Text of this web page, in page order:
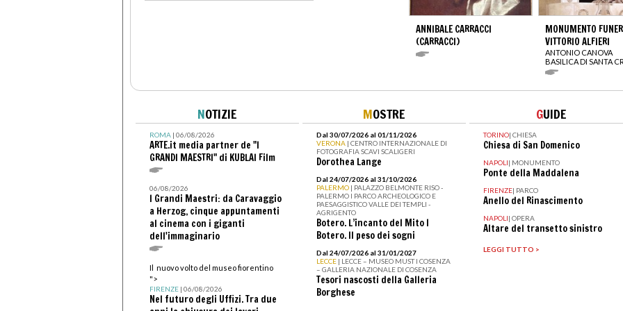
ANNIBALE CARRACCI
(CARRACCI)
MONUMENTO
VITTORIO ALFIERI
ANTONIO CANOVA
BASILICA DI SANTA
NOTIZIE
ROMA| 06/08/2026
ARTE.it media partner de "I
GRANDI MAESTRI" di KUBLAI Film
06/08/2026
I Grandi Maestri: da Caravaggio
a Herzog, cinque appuntamenti
al cinema con i giganti
dell'immaginario
Il nuovo volto del museo fiorentino
">
FIRENZE| 06/08/2026
Nel futuro degli Uffizi. Tra due
MOSTRE
Dal 30/07/2026 al 01/11/2026
VERONA | CENTRO INTERNAZIONALE DI
FOTOGRAFIA SCAVI SCALIGERI
Dorothea Lange
Dal 24/07/2026 al 31/10/2026
PALERMO | PALAZZO BELMONTE RISO -
PALERMO I PARCO ARCHEOLOGICO E
PAESAGGISTICO VALLE DEI TEMPLI -
AGRIGENTO
Botero. L’incanto del Mito I
Botero. Il peso dei sogni
Dal 24/07/2026 al 31/01/2027
LECCE | LECCE – MUSEO MUST I COSENZA
– GALLERIA NAZIONALE DI COSENZA
Tesori nascosti della Galleria
Borghese
GUIDE
TORINO| CHIESA
Chiesa di San Domenico
NAPOLI| MONUMENTO
Ponte della Maddalena
FIRENZE| PARCO
Anello del Rinascimento
NAPOLI| OPERA
Altare del transetto sinistro
LEGGI TUTTO >